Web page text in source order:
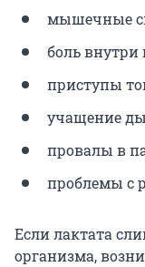
мышечные
боль внутри
приступы
учащение
провалы в
проблемы с
Если лактата
организма,